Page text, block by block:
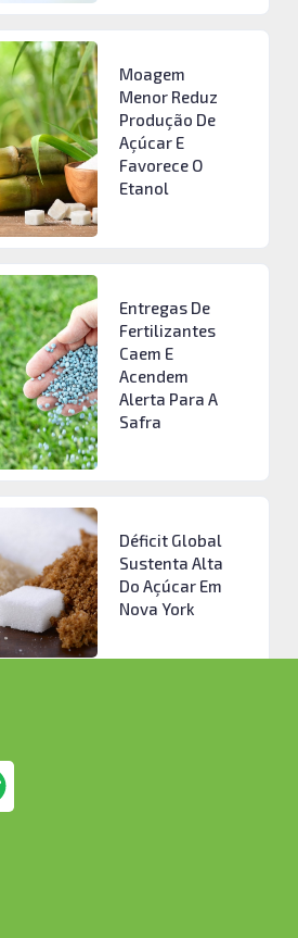
Moagem
Menor Reduz
Produção De
Açúcar E
Favorece O
Etanol
Entregas De
Fertilizantes
Caem E
Acendem
Alerta Para A
Safra
Déficit Global
Sustenta Alta
Do Açúcar Em
Nova York